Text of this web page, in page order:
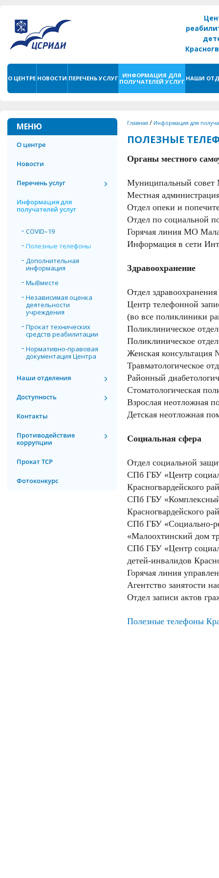
О ЦЕНТРЕ НОВОСТИ ПЕРЕЧЕНЬ УСЛУГ
ИНФОРМАЦИЯ ДЛЯ
ПОЛУЧАТЕЛЕЙ УСЛУГ НАШИ
МЕНЮ
О центре
Новости
Перечень услуг
Информация для
получателей услуг
COVID–19
Полезные телефоны
Дополнительная
информация
МыВместе
Независимая оценка
деятельности
учреждения
Прокат технических
средств реабилитации
Нормативно-правовая
документация Центра
Наши отделения
Доступность
Контакты
Противодействие
коррупции
Прокат ТСР
Фотоконкурс
Главная / Информация для
ПОЛЕЗНЫЕ
Органы местного
Муниципальный
Местная
Отдел опеки и
Отдел по
Горячая линия МО
Информация в
Здравоохранение
Отдел
Центр телефонной
(во все поликлиники
Поликлиническое
Поликлиническое
Женская
Травматологическое
Районный
Взрослая
Детская
Социальная сфера
Отдел социальной
СПб ГБУ «Центр
СПб ГБУ «Комплексный
СПб ГБУ «Социально-
«Малоохтинский
СПб ГБУ «Центр
детей-инвалидов
Горячая линия
Агентство занятости
Отдел записи актов
Полезные телефоны